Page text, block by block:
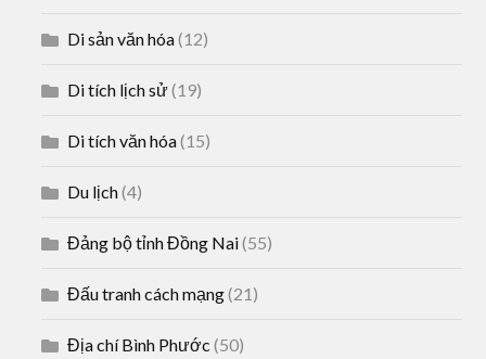
Di sản văn hóa(12)
Di tích lịch sử(19)
Di tích văn hóa(15)
Du lịch(4)
Đảng bộ tỉnh Đồng Nai(55)
Đấu tranh cách mạng(21)
Địa chí Bình Phước (50)